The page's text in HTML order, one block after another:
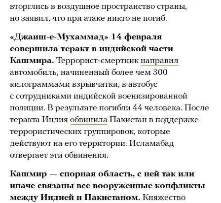
вторглись в воздушное пространство страны,
но заявил, что при атаке никто не погиб.
«Джаиш-е-Мухаммад» 14 февраля
совершила теракт в индийской части
Кашмира. Террорист-смертник направил
автомобиль, начиненный более чем 300
килограммами взрывчатки, в автобус
с сотрудниками индийской военизированной
полиции. В результате погибли 44 человека. После
теракта Индия обвинила Пакистан в поддержке
террористических группировок, которые
действуют на его территории. Исламабад
отвергает эти обвинения.
Кашмир — спорная область, с ней так или
иначе связаны все вооруженные конфликты
между Индией и Пакистаном. Княжество